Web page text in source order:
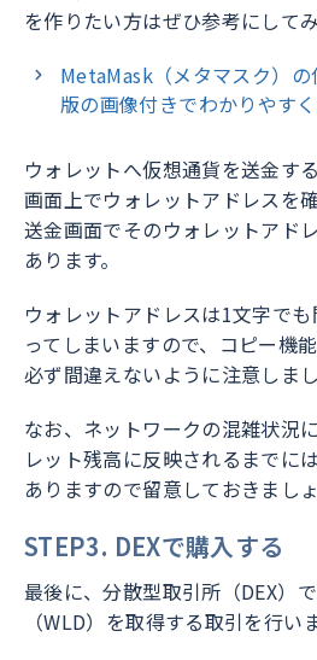
を作りたい方はぜひ参考にして
MetaMask（メタマスク）
版の画像付きでわかりやすく
ウォレットへ仮想通貨を送金す
画面上でウォレットアドレスを
送金画面でそのウォレットアド
あります。
ウォレットアドレスは1文字で
ってしまいますので、コピー機
必ず間違えないように注意しまし
なお、ネットワークの混雑状況
レット残高に反映されるまでに
ありますので留意しておきましょ
STEP3. DEXで購入する
最後に、分散型取引所（DEX）
（WLD）を取得する取引を行いま